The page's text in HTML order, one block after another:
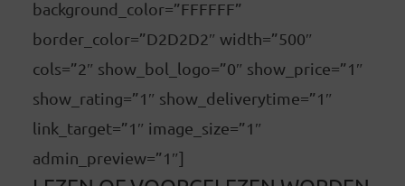
background_color=”FFFFFF”
border_color=”D2D2D2″ width=”500″
cols=”2″ show_bol_logo=”0″ show_price=”1″
show_rating=”1″ show_deliverytime=”1″
link_target=”1″ image_size=”1″
admin_preview=”1″]